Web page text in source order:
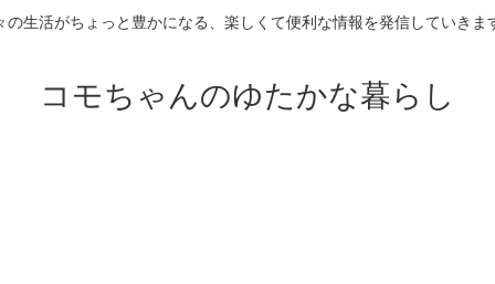
の生活がちょっと豊かになる、楽しくて便利な情報を発信していきま
コモちゃんのゆたかな暮らし